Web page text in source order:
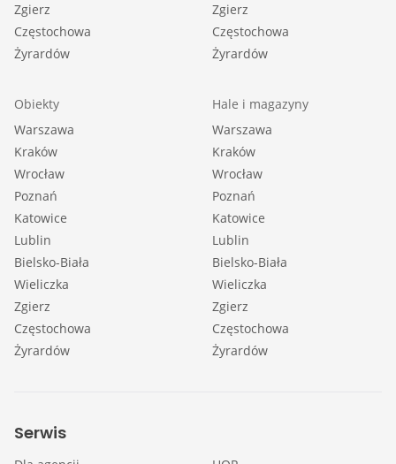
Zgierz
Częstochowa
Żyrardów
Zgierz
Częstochowa
Żyrardów
Obiekty
Warszawa
Kraków
Wrocław
Poznań
Katowice
Lublin
Bielsko-Biała
Wieliczka
Zgierz
Częstochowa
Żyrardów
Hale i magazyny
Warszawa
Kraków
Wrocław
Poznań
Katowice
Lublin
Bielsko-Biała
Wieliczka
Zgierz
Częstochowa
Żyrardów
Serwis